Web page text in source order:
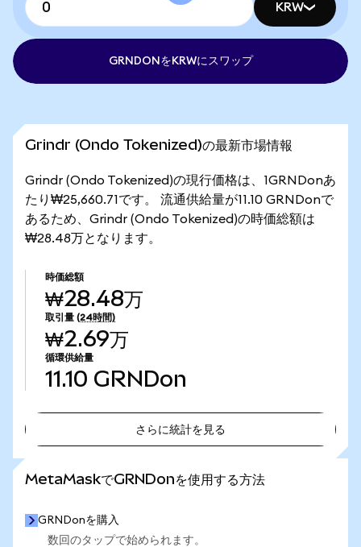
KRW
GRNDONをKRWにスワップ
Grindr (Ondo Tokenized)の最新市場情報
Grindr (Ondo Tokenized)の現行価格は、1GRNDonあ
たり₩25,660.71です。 流通供給量が11.10 GRNDonで
あるため、Grindr (Ondo Tokenized)の時価総額は
₩28.48万となります。
時価総額
₩28.48万
取引量 (24時間)
₩2.69万
循環供給量
11.10 GRNDon
さらに統計を見る
MetaMaskでGRNDonを使用する方法
GRNDonを購入
数回のタップで始められます。